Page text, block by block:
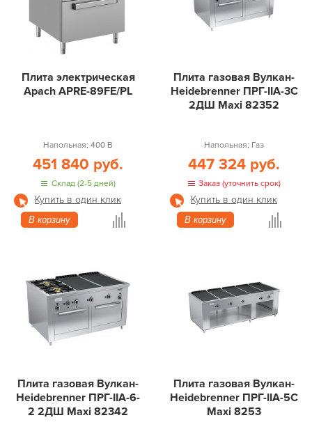
Плита электрическая
Apach APRE-89FE/PL
Напольная; 400 В
451 840 руб.
Склад (2-5 дней)
Купить в один клик
В корзину
Плита газовая Вулкан-
Heidebrenner ПРГ-IIA-3С
2ДШ Maxi 82352
Напольная; Газ
447 324 руб.
Заказ (уточнить срок)
Купить в один клик
В корзину
Плита газовая Вулкан-
Heidebrenner ПРГ-IIA-6-
2 2ДШ Maxi 82342
Плита газовая Вулкан-
Heidebrenner ПРГ-IIA-5С
Maxi 8253